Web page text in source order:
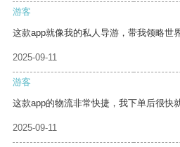
游客
这款app就像我的私人导游，带我领略世
2025-09-11
游客
这款app的物流非常快捷，我下单后很快
2025-09-11